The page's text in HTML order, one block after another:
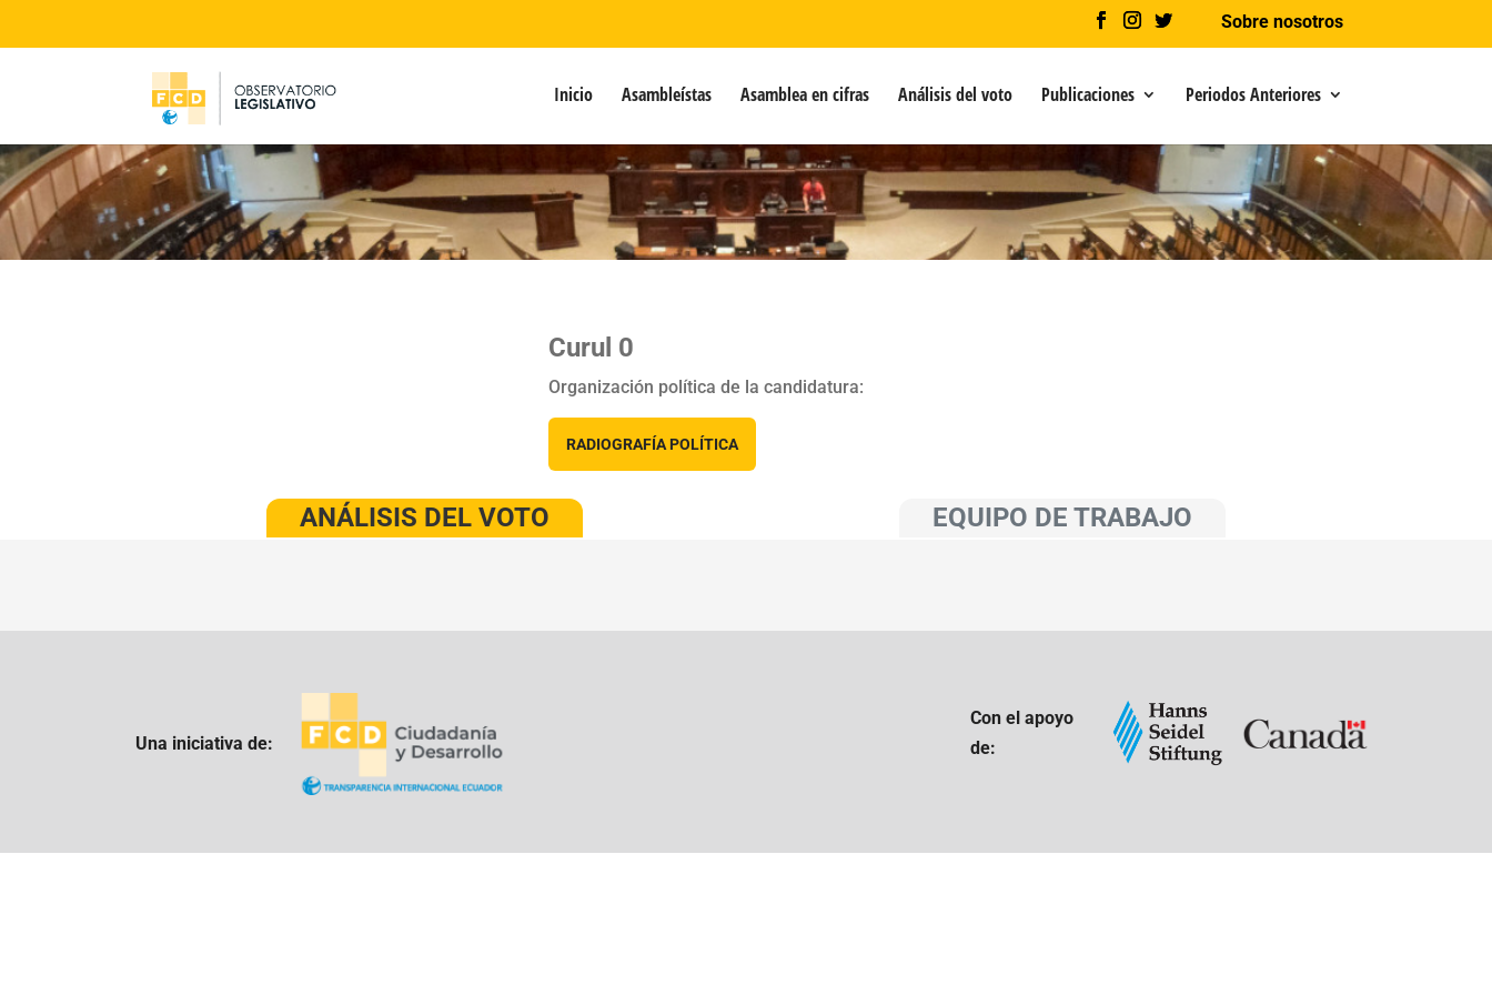
Sobre nosotros
Inicio Asambleístas Asamblea en cifras Análisis del voto Publicaciones Periodos Anteriores
Curul 0
Organización política de la candidatura:
RADIOGRAFÍA POLÍTICA
ANÁLISIS DEL VOTO EQUIPO DE TRABAJO
Una iniciativa de:
Con el apoyo
de: